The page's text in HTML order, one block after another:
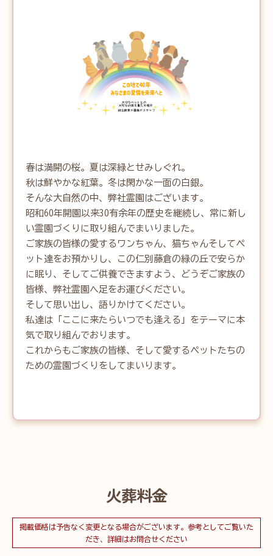
春は満開の桜。夏は深緑とせみしぐれ。
秋は鮮やかな紅葉。冬は閑かな一面の白銀。
そんな大自然の中、弊社霊園はございます。
昭和60年開園以来30有余年の歴史を継続し、常に新し
い霊園づくりに取り組んでまいりました。
ご家族の皆様の愛するワンちゃん、猫ちゃんそしてペ
ット達をお預かりし、この仁別藤倉の緑の丘で安らか
に眠り、そしてご供養できますよう、どうぞご家族の
皆様、弊社霊園へ足をお運びください。
そして思い出し、語りかけてください。
私達は「ここに来たらいつでも逢える」をテーマに本
気で取り組んでおります。
これからもご家族の皆様、そして愛するペットたちの
ための霊園づくりをしてまいります。
火葬料金
掲載価格は予告なく変更となる場合がございます。参考としてご覧いた
だき、詳細はお問合せください